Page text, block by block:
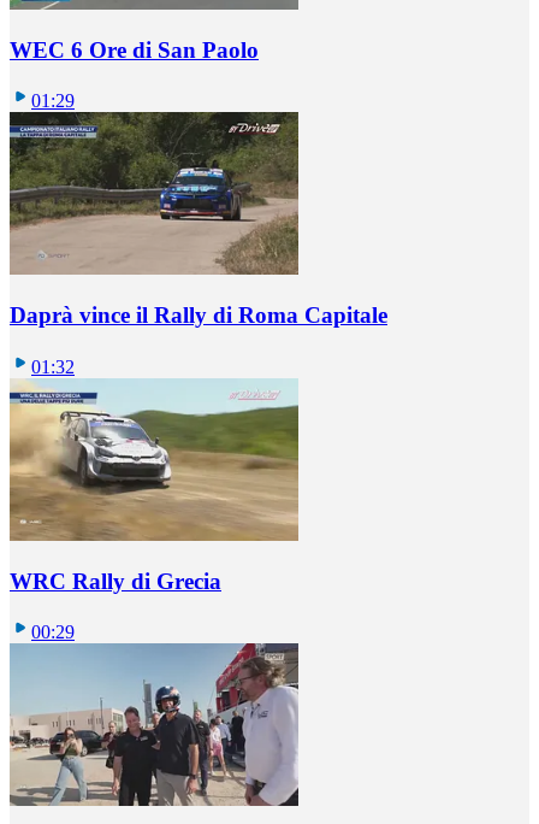
WEC 6 Ore di San Paolo
01:29
Daprà vince il Rally di Roma Capitale
01:32
WRC Rally di Grecia
00:29